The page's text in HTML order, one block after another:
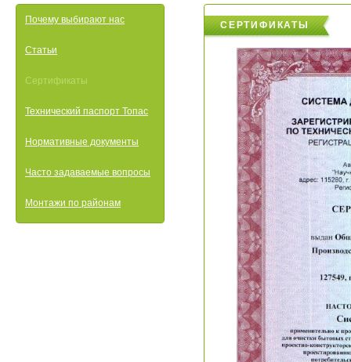
Почему выбирают нас
Статьи
Сертификаты
Технический паспорт Топас
Нормативные документы
Часто задаваемые вопросы
Монтажи по районам
СЕРТИФИКАТЫ